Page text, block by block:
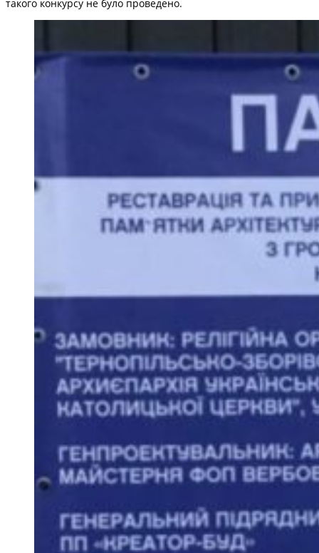
такого конкурсу не було проведено.